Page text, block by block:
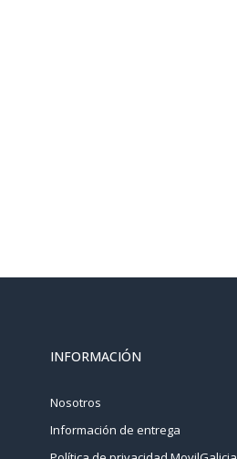
INFORMACIÓN
Nosotros
Información de entrega